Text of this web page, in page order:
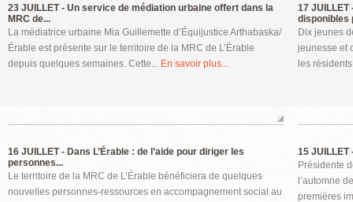
23 JUILLET - Un service de médiation urbaine offert dans la
MRC de...
La médiatrice urbaine Mia Guillemette d’Équijustice Arthabaska/
Érable est présente sur le territoire de la MRC de L’Érable
depuis quelques semaines. Cette... En savoir plus...
17 JUILLET
disponibles
Dix jeunes
jeunesse et
les
16 JUILLET - Dans L’Érable : de l’aide pour diriger les
personnes...
Le territoire de la MRC de L’Érable bénéficiera de quelques
nouvelles personnes-ressources en accompagnement social au
15 JUILLET
Présidente
l’automne
premières